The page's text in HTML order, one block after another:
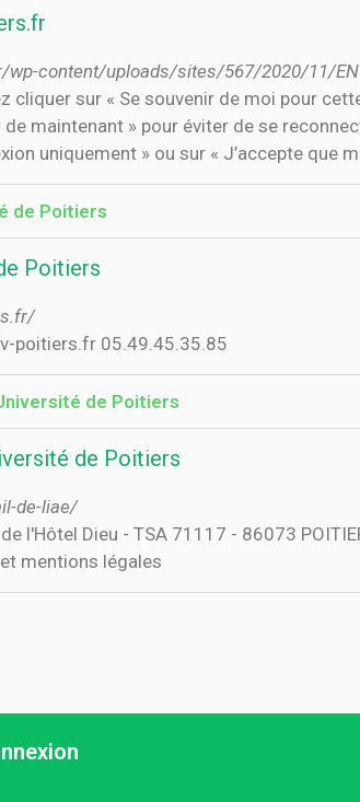
content/uploads/sites/567/2020/11/
cliquer sur « Se souvenir de moi pour
maintenant » pour éviter de se
uniquement » ou sur « J’accepte que
de Poitiers
Poitiers
poitiers.fr 05.49.45.35.85
de Poitiers
de Poitiers
de-liae/
l'Hôtel Dieu - TSA 71117 - 86073
mentions légales